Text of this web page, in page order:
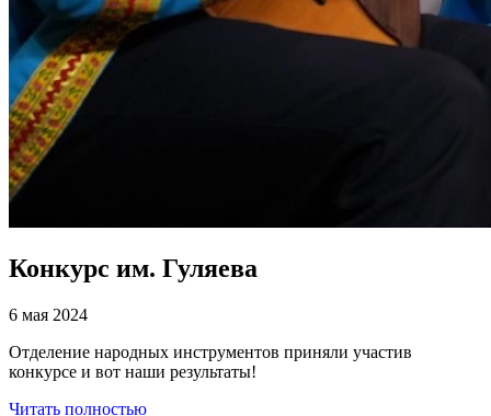
Конкурс им. Гуляева
6 мая 2024
Отделение народных инструментов приняли участив
конкурсе и вот наши результаты!
Читать полностью